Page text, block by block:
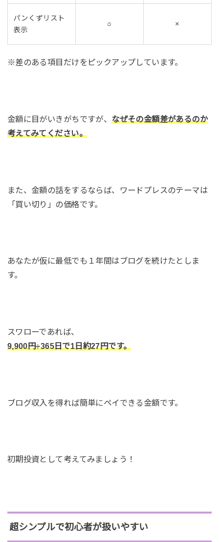
パンくずリスト
表示
○ ×
※差のある項目だけをピックアップしています。
金額に目がいきがちですが、なぜその金額差があるのか
考えてみてください。
また、金額の話をするならば、ワードプレスのテーマは
「買い切り」の価格です。
あなたが仮に最低でも１年間はブログを続けたとしま
す。
スワローであれば、
9,900円÷365日で1日約27円です。
ブログ収入を得れば簡単にペイできる金額です。
初期投資として考えてみましょう！
超シンプルで初心者が扱いやすい